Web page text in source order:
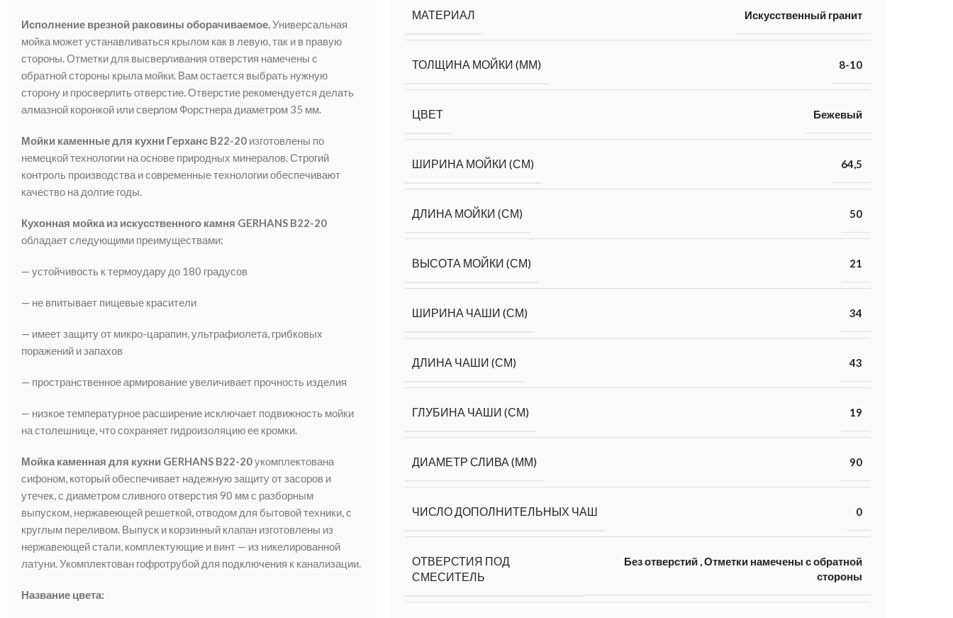
Исполнение врезной раковины оборачиваемое.Универсальная
мойка может устанавливаться крылом как в левую, так и в правую
стороны. Отметки для высверливания отверстия намечены с
обратной стороны крыла мойки. Вам остается выбрать нужную
сторону и просверлить отверстие. Отверстие рекомендуется делать
алмазной коронкой или сверлом Форстнера диаметром 35 мм.
Мойки каменные для кухни Герханс B22-20 изготовлены по
немецкой технологии на основе природных минералов. Строгий
контроль производства и современные технологии обеспечивают
качество на долгие годы.
Кухонная мойка из искусственного камня GERHANS B22-20
обладает следующими преимуществами:
— устойчивость к термоудару до 180 градусов
— не впитывает пищевые красители
— имеет защиту от микро-царапин, ультрафиолета, грибковых
поражений и запахов
— пространственное армирование увеличивает прочность изделия
— низкое температурное расширение исключает подвижность мойки
на столешнице, что сохраняет гидроизоляцию ее кромки.
Мойка каменная для кухни GERHANS B22-20укомплектована
сифоном, который обеспечивает надежную защиту от засоров и
утечек, с диаметром сливного отверстия 90 мм с разборным
выпуском, нержавеющей решеткой, отводом для бытовой техники, с
круглым переливом. Выпуск и корзинный клапан изготовлены из
нержавеющей стали, комплектующие и винт — из никелированной
латуни. Укомплектован гофротрубой для подключения к канализации.
Название цвета:
МАТЕРИАЛ Искусственный гранит
ТОЛЩИНА МОЙКИ (ММ) 8-10
ЦВЕТ Бежевый
ШИРИНА МОЙКИ (СМ) 64,5
ДЛИНА МОЙКИ (СМ) 50
ВЫСОТА МОЙКИ (СМ) 21
ШИРИНА ЧАШИ (СМ) 34
ДЛИНА ЧАШИ (СМ) 43
ГЛУБИНА ЧАШИ (СМ) 19
ДИАМЕТР СЛИВА (ММ) 90
ЧИСЛО ДОПОЛНИТЕЛЬНЫХ ЧАШ 0
ОТВЕРСТИЯ ПОД
СМЕСИТЕЛЬ
Без отверстий,Отметки намечены с обратной
стороны